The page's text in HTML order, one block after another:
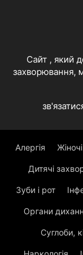
Cайт , який
захворювання,
Алергія
Дитячі
Зуби і рот
Органи
Суглоби,